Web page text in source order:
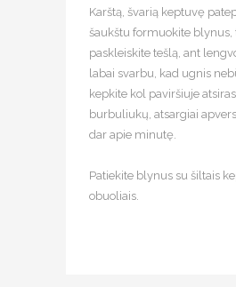
Karštą, švarią keptuvę
šaukštu formuokite blynus,
paskleiskite tešlą, ant
labai svarbu, kad ugnis
kepkite kol paviršiuje
burbuliukų, atsargiai
dar apie minutę. ⠀
Patiekite blynus su šiltais
obuoliais.